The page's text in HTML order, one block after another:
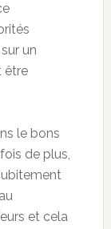
un
être
le bons
de plus,
et cela